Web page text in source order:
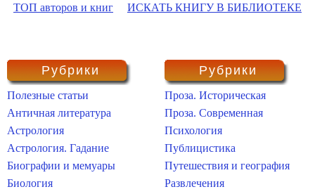
ТОП авторов и книг ИСКАТЬ КНИГУ В БИБЛИОТЕКЕ
Рубрики
Полезные статьи
Античная литература
Астрология
Астрология. Гадание
Биографии и мемуары
Биология
Рубрики
Проза. Историческая
Проза. Современная
Психология
Публицистика
Путешествия и география
Развлечения